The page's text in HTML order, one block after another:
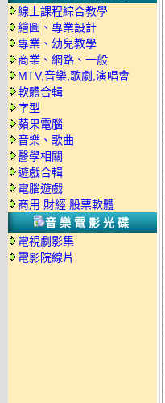
線上課程綜合教學
繪圖、專業設計
專業、幼兒教學
商業、網路、一般
MTV,音樂,歌劇,演唱會
軟體合輯
字型
蘋果電腦
音樂、歌曲
醫學相關
遊戲合輯
電腦遊戲
商用.財經.股票軟體
音樂電影光碟
電視劇影集
電影院線片